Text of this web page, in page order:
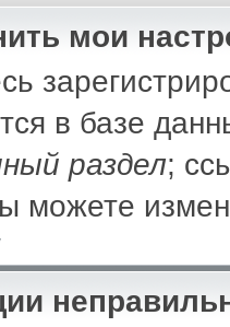
мои
в базе
раздел;
можете